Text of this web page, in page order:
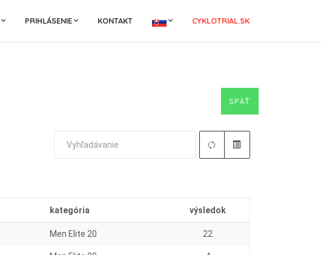
PRIHLÁSENIE KONTAKT CYKLOTRIAL.SK
SPÄŤ
kategória výsledok
Men Elite 20 22